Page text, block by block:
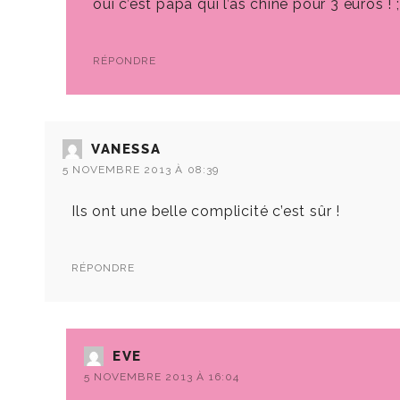
oui c’est papa qui l’as chiné pour 3 euros !
RÉPONDRE
VANESSA
5 NOVEMBRE 2013 À 08:39
Ils ont une belle complicité c’est sûr !
RÉPONDRE
EVE
5 NOVEMBRE 2013 À 16:04